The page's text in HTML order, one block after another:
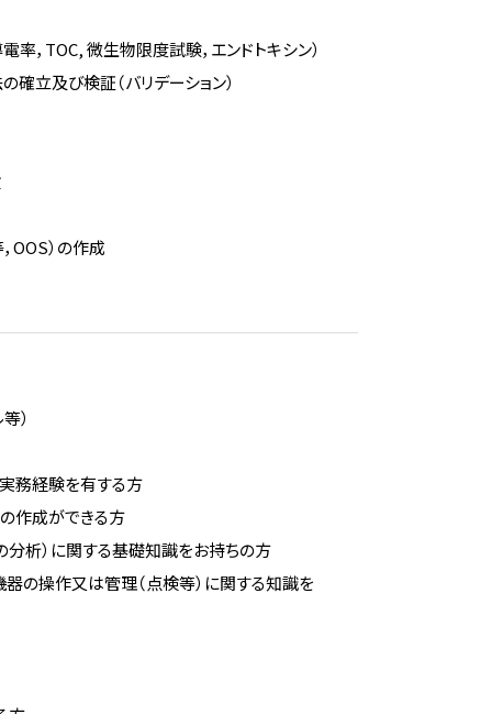
，TOC, 微生物限度試験，エンドトキシン）
立及び検証（バリデーション）
OOS）の作成
）
務経験を有する方
作成ができる方
分析）に関する基礎知識をお持ちの方
の操作又は管理（点検等）に関する知識を